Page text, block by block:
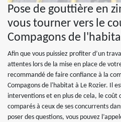
Pose de gouttière en
vous tourner vers le
Compagons de
Afin que vous puissiez profiter d’un
attentes lors de la mise en place de
recommandé de faire confiance à la
Compagons de l'habitat à Le Rozier. Il
interventions et en plus de cela, le coût
comparés à ceux de ses concurrents
poser des questions, vous pouvez